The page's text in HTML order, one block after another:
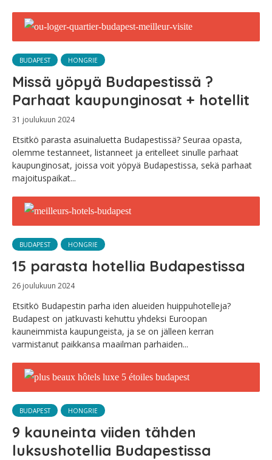
BUDAPEST HONGRIE
Missä yöpyä Budapestissä ?
Parhaat kaupunginosat + hotellit
31 joulukuun 2024
Etsitkö parasta asuinaluetta Budapestissä? Seuraa opasta,
olemme testanneet, listanneet ja eritelleet sinulle parhaat
kaupunginosat, joissa voit yöpyä Budapestissa, sekä parhaat
majoituspaikat...
BUDAPEST HONGRIE
15 parasta hotellia Budapestissa
26 joulukuun 2024
Etsitkö Budapestin parha iden alueiden huippuhotelleja?
Budapest on jatkuvasti kehuttu yhdeksi Euroopan
kauneimmista kaupungeista, ja se on jälleen kerran
varmistanut paikkansa maailman parhaiden...
BUDAPEST HONGRIE
9 kauneinta viiden tähden
luksushotellia Budapestissa